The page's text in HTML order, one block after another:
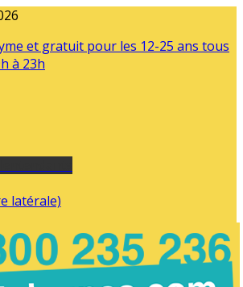
et gratuit pour les 12-25 ans tous
à 23h
latérale)